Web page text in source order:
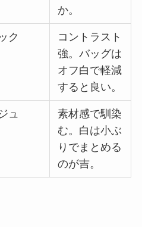
か。
ク
コントラスト
強。バッグは
オフ白で軽減
すると良い。
ュ
素材感で馴染
む。白は小ぶ
りでまとめる
のが吉。